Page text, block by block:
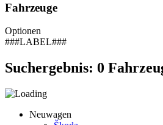
Fahrzeuge
Optionen
###LABEL###
Suchergebnis: 0
Neuwagen